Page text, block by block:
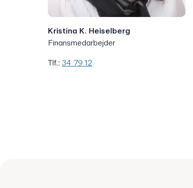
Kristina K. Heiselberg
Finansmedarbejder
Tlf.: 34 79 12